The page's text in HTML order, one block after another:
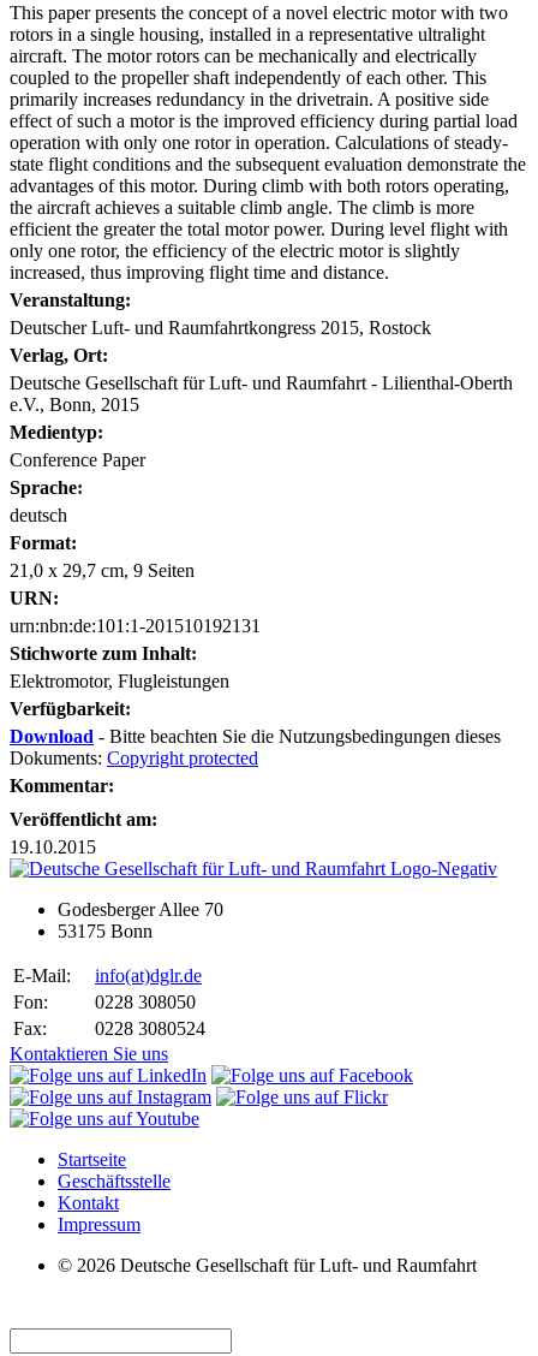
This paper presents the concept of a novel electric motor with two
rotors in a single housing, installed in a representative ultralight
aircraft. The motor rotors can be mechanically and electrically
coupled to the propeller shaft independently of each other. This
primarily increases redundancy in the drivetrain. A positive side
effect of such a motor is the improved efficiency during partial load
operation with only one rotor in operation. Calculations of steady-
state flight conditions and the subsequent evaluation demonstrate the
advantages of this motor. During climb with both rotors operating,
the aircraft achieves a suitable climb angle. The climb is more
efficient the greater the total motor power. During level flight with
only one rotor, the efficiency of the electric motor is slightly
increased, thus improving flight time and distance.
Veranstaltung:
Deutscher Luft- und Raumfahrtkongress 2015, Rostock
Verlag, Ort:
Deutsche Gesellschaft für Luft- und Raumfahrt - Lilienthal-Oberth
e.V., Bonn, 2015
Medientyp:
Conference Paper
Sprache:
deutsch
Format:
21,0 x 29,7 cm, 9 Seiten
URN:
urn:nbn:de:101:1-201510192131
Stichworte zum Inhalt:
Elektromotor, Flugleistungen
Verfügbarkeit:
Download - Bitte beachten Sie die Nutzungsbedingungen dieses
Dokuments: Copyright protected
Kommentar:
Veröffentlicht am:
19.10.2015
Godesberger Allee 70
53175 Bonn
E-Mail: info(at)dglr.de
Fon:
0228 308050
Fax:
0228 3080524
Kontaktieren Sie uns
Startseite
Geschäftsstelle
Kontakt
Impressum
© 2026 Deutsche Gesellschaft für Luft- und Raumfahrt